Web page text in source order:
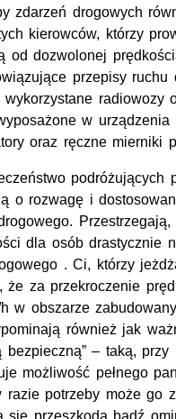
zdarzeń drogowych
kierowców, którzy
od dozwolonej
przepisy ruchu
radiowozy
w urządzenia
oraz ręczne mierniki
podróżujących
o rozwagę i
dla osób drastycznie
. Ci, którzy
że za przekroczenie
w obszarze
również jak
bezpieczną” – taką, przy
możliwość pełnego
razie potrzeby może go